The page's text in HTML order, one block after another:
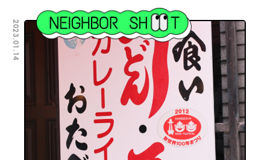
2023.01.14